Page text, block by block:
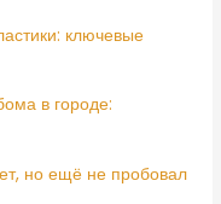
ключевые
в городе:
но ещё не пробовал